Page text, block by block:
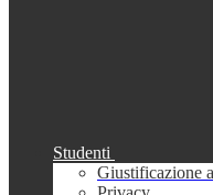
Studenti
Giustificazione